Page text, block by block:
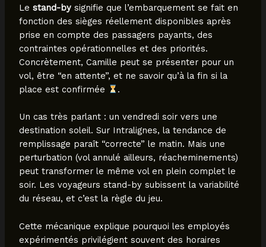
Le stand-bysignifie que l’embarquement se fait en
fonction des sièges réellement disponibles après
prise en compte des passagers payants, des
contraintes opérationnelles et des priorités.
Concrètement, Camille peut se présenter pour un
vol, être “en attente”, et ne savoir qu’à la fin si la
place est confirmée
.
Un cas très parlant : un vendredi soir vers une
destination soleil. Sur Intralignes, la tendance de
remplissage paraît “correcte” le matin. Mais une
perturbation (vol annulé ailleurs, réacheminements)
peut transformer le même vol en plein complet le
soir. Les voyageurs stand-by subissent la variabilité
du réseau, et c’est la règle du jeu.
Cette mécanique explique pourquoi les employés
expérimentés privilégient souvent des horaires